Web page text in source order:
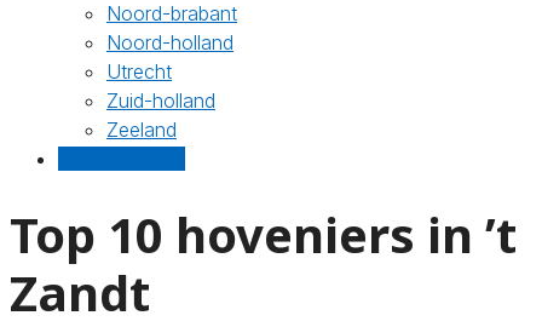
Noord-brabant
Noord-holland
Utrecht
Zuid-holland
Zeeland
Top 10 hoveniers in ’t
Zandt